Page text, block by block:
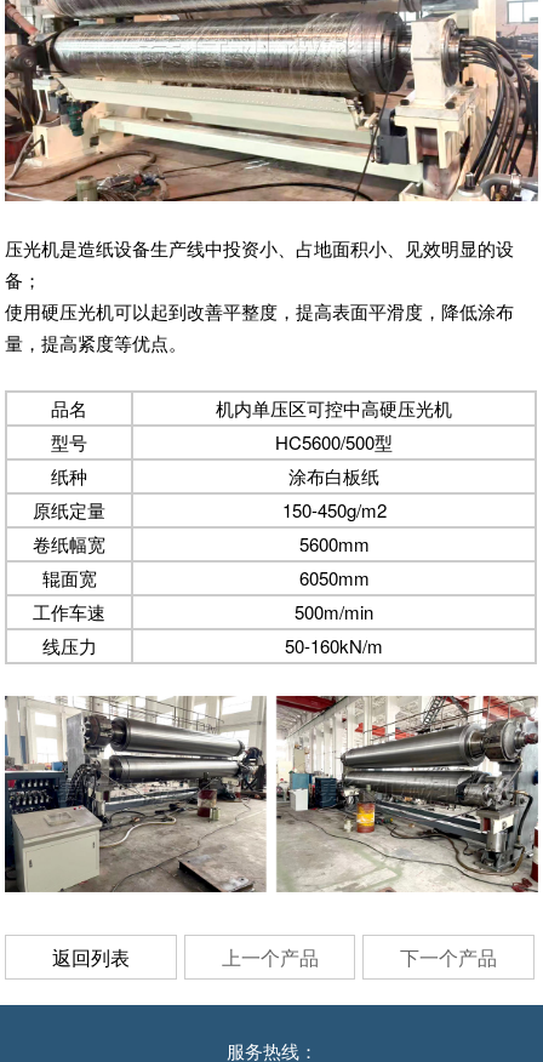
压光机是造纸设备生产线中投资小、占地面积小、见效明显的设
备；
使用硬压光机可以起到改善平整度，提高表面平滑度，降低涂布
量，提高紧度等优点。
品名
机内单压区可控中高硬压光机
型号
HC5600/500型
纸种
涂布白板纸
原纸定量
150-450g/m2
卷纸幅宽
5600mm
辊面宽
6050mm
工作车速
500m/min
线压力
50-160kN/m
返回列表 上一个产品 下一个产品
服务热线：